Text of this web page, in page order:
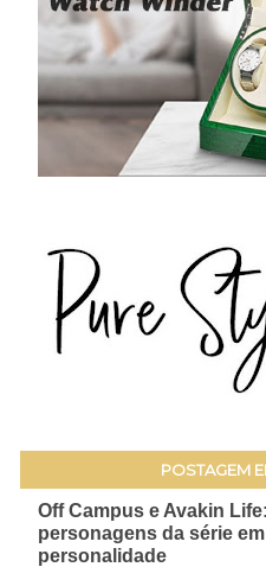
POSTAGEM
Off Campus e Avakin
personagens da série
personalidade